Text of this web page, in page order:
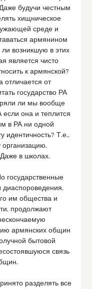
будучи честным
хищническое
среде и
армянином
возникшую в этих
является чисто
к армянской?
отличается от
государство РА
ли мы вообще
она и теплится
в РА ни одной
идентичность? Т.е.,
в школах.
государственные
им общества и
продолжают
армянских общин
бытовой
связь
разделять все